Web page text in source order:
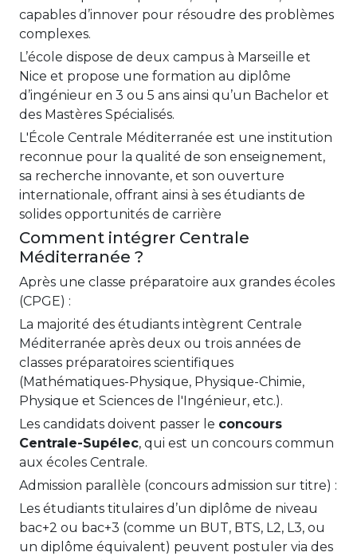
capables d’innover pour résoudre des problèmes
complexes.
L’école dispose de deux campus à Marseille et
Nice et propose une formation au diplôme
d’ingénieur en 3 ou 5 ans ainsi qu’un Bachelor et
des Mastères Spécialisés.
L'École Centrale Méditerranée est une institution
reconnue pour la qualité de son enseignement,
sa recherche innovante, et son ouverture
internationale, offrant ainsi à ses étudiants de
solides opportunités de carrière
Comment intégrer Centrale
Méditerranée ?
Après une classe préparatoire aux grandes écoles
(CPGE) :
La majorité des étudiants intègrent Centrale
Méditerranée après deux ou trois années de
classes préparatoires scientifiques
(Mathématiques-Physique, Physique-Chimie,
Physique et Sciences de l'Ingénieur, etc.).
Les candidats doivent passer le concours
Centrale-Supélec, qui est un concours commun
aux écoles Centrale.
Admission parallèle (concours admission sur titre) :
Les étudiants titulaires d’un diplôme de niveau
bac+2 ou bac+3 (comme un BUT, BTS, L2, L3, ou
un diplôme équivalent) peuvent postuler via des